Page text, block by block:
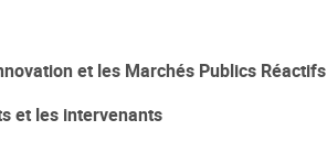
et les Marchés Publics Réactifs
et les intervenants